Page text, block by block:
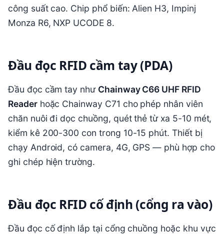
công suất cao. Chip phổ biến: Alien H3, Impinj
Monza R6, NXP UCODE 8.
Đầu đọc RFID cầm tay (PDA)
Đầu đọc cầm tay như Chainway C66 UHF RFID
Readerhoặc Chainway C71 cho phép nhân viên
chăn nuôi đi dọc chuồng, quét thẻ từ xa 5-10 mét,
kiểm kê 200-300 con trong 10-15 phút. Thiết bị
chạy Android, có camera, 4G, GPS — phù hợp cho
ghi chép hiện trường.
Đầu đọc RFID cố định (cổng ra vào)
Đầu đọc cố định lắp tại cổng chuồng hoặc khu vực